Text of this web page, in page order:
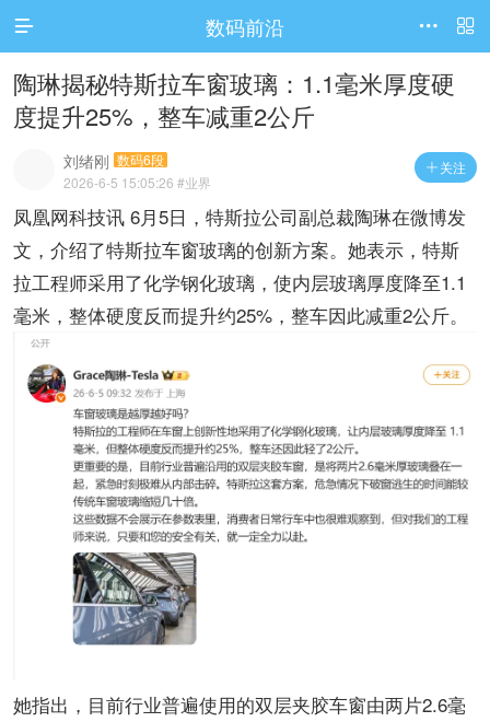
访问电脑版
 数码前沿 

陶琳揭秘特斯拉车窗玻璃：1.1毫米厚度硬
度提升25%，整车减重2公斤
 关注
刘绪刚 数码6段
2026-6-5 15:05:26 #业界
凤凰网科技讯 6月5日，特斯拉公司副总裁陶琳在微博发
文，介绍了特斯拉车窗玻璃的创新方案。她表示，特斯
拉工程师采用了化学钢化玻璃，使内层玻璃厚度降至1.1
毫米，整体硬度反而提升约25%，整车因此减重2公斤。
她指出，目前行业普遍使用的双层夹胶车窗由两片2.6毫